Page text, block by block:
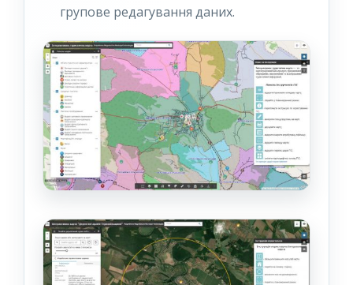
групове редагування даних.